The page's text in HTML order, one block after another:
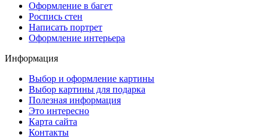
Оформление в багет
Роспись стен
Написать портрет
Оформление интерьера
Информация
Выбор и оформление картины
Выбор картины для подарка
Полезная информация
Это интересно
Карта сайта
Контакты